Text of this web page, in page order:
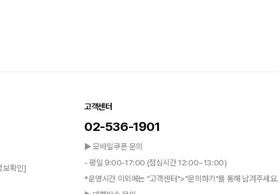
보확인]
고객센터
02-536-1901
▶ 모바일쿠폰 문의
- 평일 9:00-17:00 (점심시간 12:00~13:00)
*운영시간 이외에는 "고객센터">"문의하기"를 통해 남겨주세요.